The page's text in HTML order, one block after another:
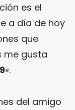
es el
a día de hoy
que
me gusta
«.
del amigo